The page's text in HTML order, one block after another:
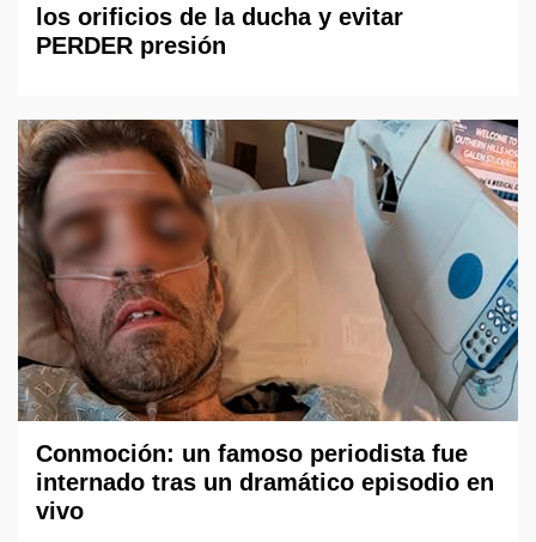
los orificios de la ducha y evitar
PERDER presión
Conmoción: un famoso periodista fue
internado tras un dramático episodio en
vivo